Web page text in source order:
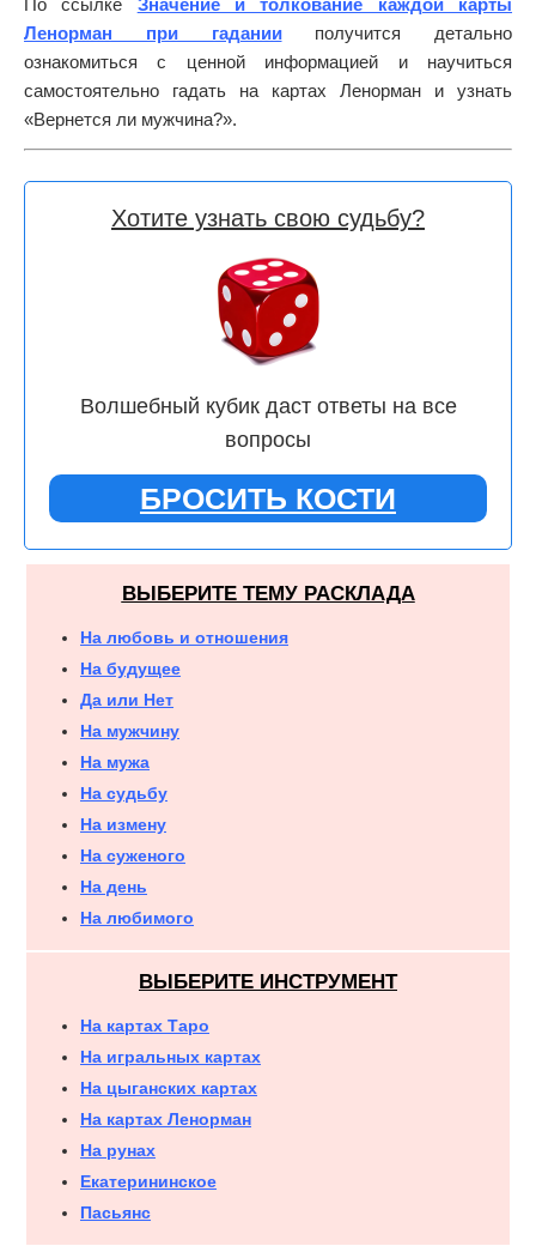
По ссылке Значение и толкование каждой карты
Ленорман при гаданииполучится детально
ознакомиться с ценной информацией и научиться
самостоятельно гадать на картах Ленорман и узнать
«Вернется ли мужчина?».
Хотите узнать свою судьбу?
Волшебный кубик даст ответы на все
вопросы
БРОСИТЬ КОСТИ
ВЫБЕРИТЕ ТЕМУ РАСКЛАДА
На любовь и отношения
На будущее
Да или Нет
На мужчину
На мужа
На судьбу
На измену
На суженого
На день
На любимого
ВЫБЕРИТЕ ИНСТРУМЕНТ
На картах Таро
На игральных картах
На цыганских картах
На картах Ленорман
На рунах
Екатерининское
Пасьянс